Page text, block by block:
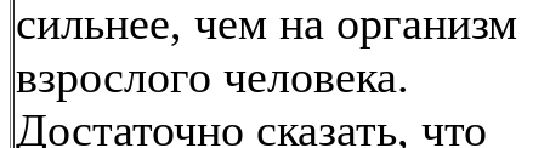
сильнее, чем на организм
взрослого человека.
Достаточно сказать, что